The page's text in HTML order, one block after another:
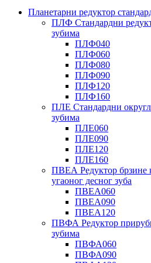
Планетарни редуктор
ПЛФ Стандардни
зубима
ПЛФ040
ПЛФ060
ПЛФ080
ПЛФ090
ПЛФ120
ПЛФ160
ПЛЕ Стандардни
зубима
ПЛЕ060
ПЛЕ090
ПЛЕ120
ПЛЕ160
ПВЕА Редуктор брзине
угаоног десног зуба
ПВЕА060
ПВЕА090
ПВЕА120
ПВФА Редуктор
зубима
ПВФА060
ПВФА090